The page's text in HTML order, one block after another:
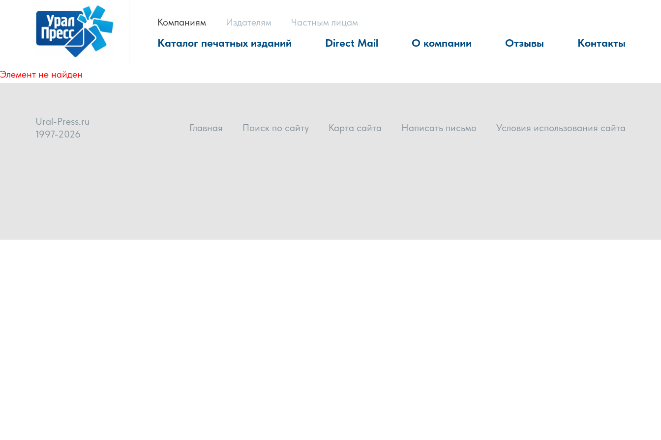
Компаниям Издателям Частным лицам
Каталог печатных изданий Direct Mail О компании Отзывы Контакты
Элемент не найден
Ural-Press.ru
1997-2026
Главная Поиск по сайту Карта сайта Написать письмо Условия использования сайта